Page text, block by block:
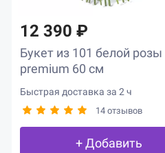
12 390 ₽
Букет из 101 белой розы
premium 60 см
Быстрая доставка за 2 ч
14 отзывов
+ Добавить